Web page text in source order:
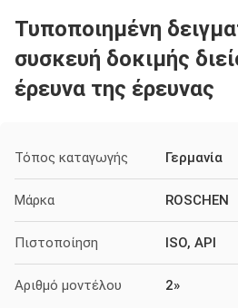
Τυποποιημένη
συσκευή δοκιμής
έρευνα της έρευνας
Τόπος καταγωγής Γερμανία
Μάρκα ROSCHEN
Πιστοποίηση ISO, API
Αριθμό μοντέλου 2»